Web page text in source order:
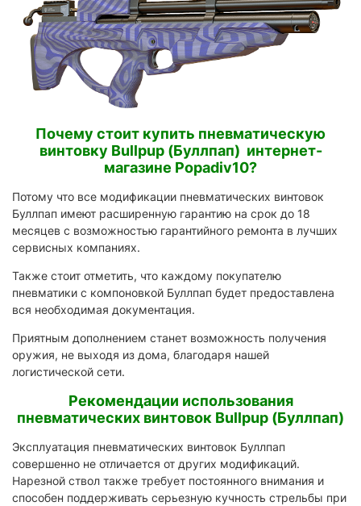
Почему стоит купить пневматическую
винтовку Bullpup (Буллпап) интернет-
магазине Popadiv10?
Потому что все модификации пневматических винтовок
Буллпап имеют расширенную гарантию на срок до 18
месяцев с возможностью гарантийного ремонта в лучших
сервисных компаниях.
Также стоит отметить, что каждому покупателю
пневматики с компоновкой Буллпап будет предоставлена
вся необходимая документация.
Приятным дополнением станет возможность получения
оружия, не выходя из дома, благодаря нашей
логистической сети.
Рекомендации использования
пневматических винтовок Bullpup (Буллпап)
Эксплуатация пневматических винтовок Буллпап
совершенно не отличается от других модификаций.
Нарезной ствол также требует постоянного внимания и
способен поддерживать серьезную кучность стрельбы при